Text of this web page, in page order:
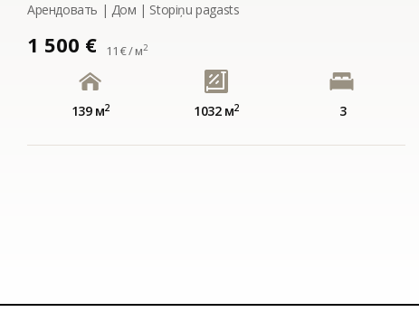
Арендовать | Дом | Stopiņu pagasts
1 500 € 11 € / м2
139 м2 1032 м2 3